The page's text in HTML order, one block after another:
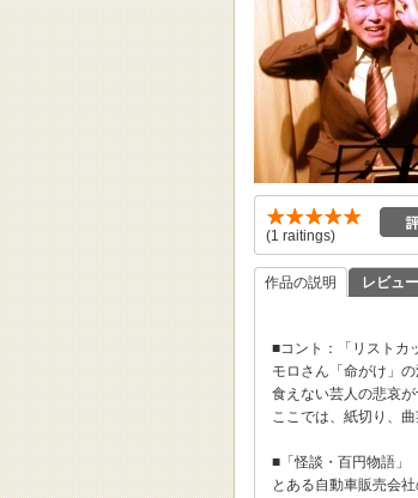
(1 raitings)
作品の説明 レビュ
■コント：「リストカ
モロさん「命がけ」
食えない芸人の悲哀
ここでは、紙切り、
■「怪談・百円物語」
とある自動車販売会